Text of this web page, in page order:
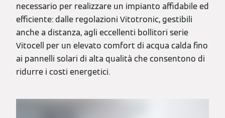
necessario per realizzare un impianto affidabile ed
efficiente: dalle regolazioni Vitotronic, gestibili
anche a distanza, agli eccellenti bollitori serie
Vitocell per un elevato comfort di acqua calda fino
ai pannelli solari di alta qualità che consentono di
ridurre i costi energetici.